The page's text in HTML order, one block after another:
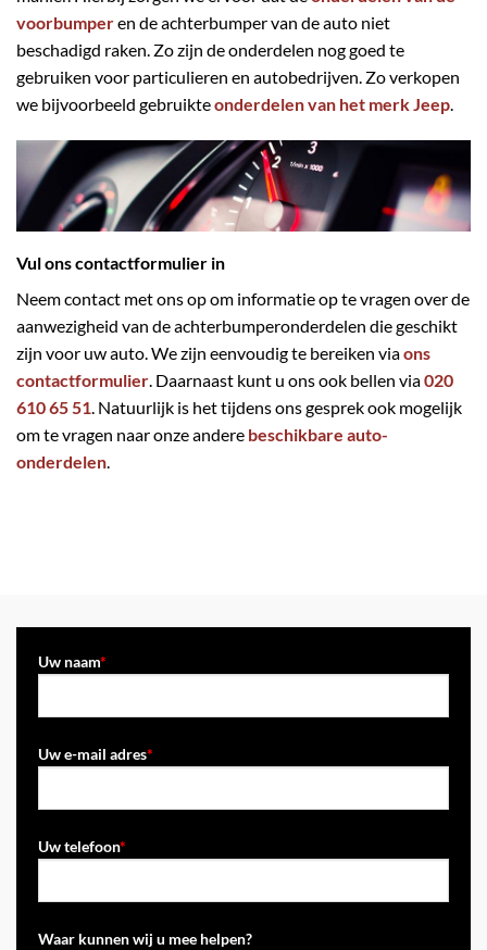
voorbumperen de achterbumper van de auto niet
beschadigd raken. Zo zijn de onderdelen nog goed te
gebruiken voor particulieren en autobedrijven. Zo verkopen
we bijvoorbeeld gebruikteonderdelen van het merk Jeep.
Vul ons contactformulier in
Neem contact met ons op om informatie op te vragen over de
aanwezigheid van de achterbumperonderdelen die geschikt
zijn voor uw auto. We zijn eenvoudig te bereiken viaons
contactformulier . Daarnaast kunt u ons ook bellen via020
610 65 51 . Natuurlijk is het tijdens ons gesprek ook mogelijk
om te vragen naar onze andere beschikbare auto-
onderdelen
Uw naam*
Uw e-mail adres*
Uw telefoon*
Waar kunnen wij u mee helpen?